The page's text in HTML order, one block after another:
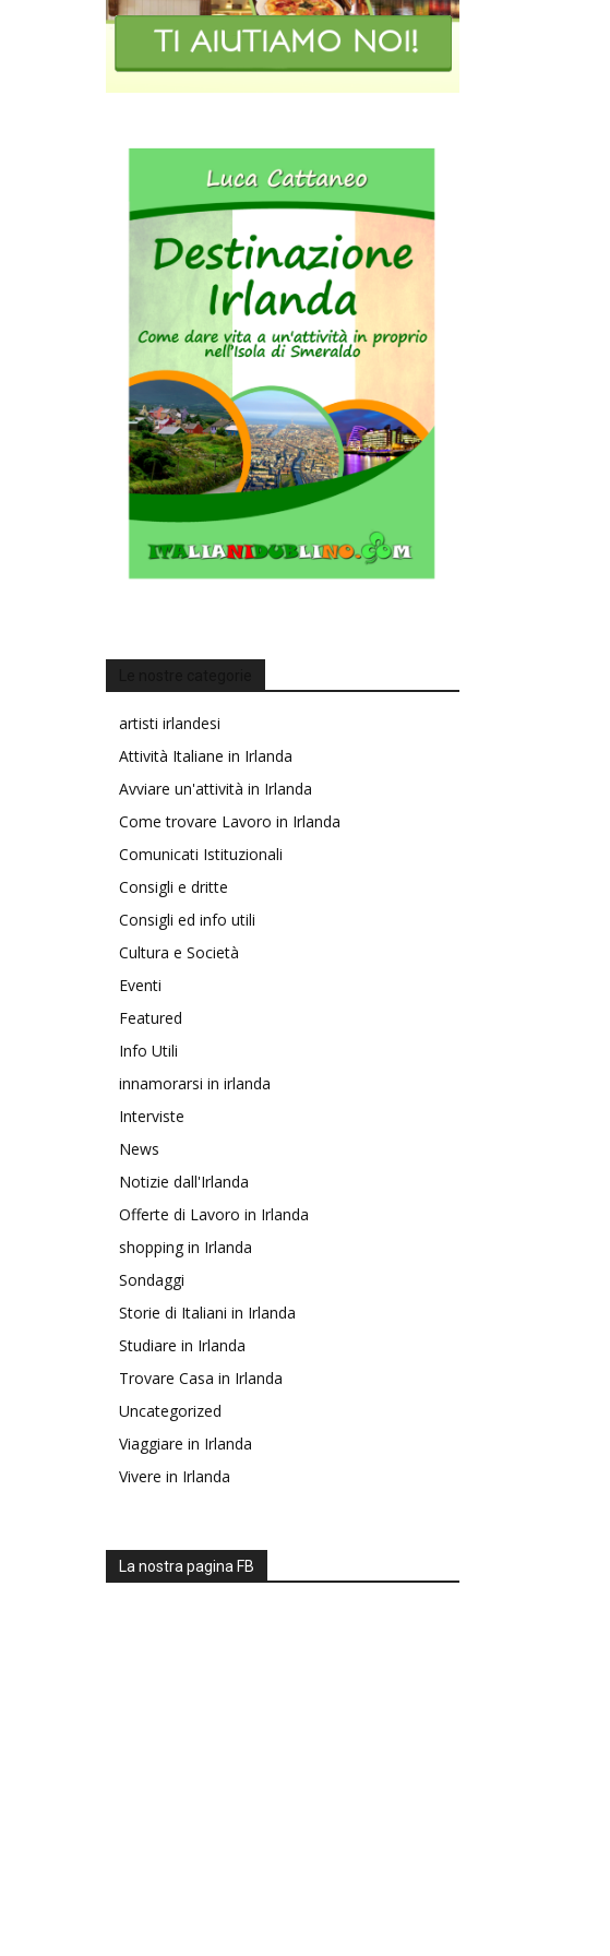
artisti irlandesi
Attività Italiane in Irlanda
Avviare un'attività in Irlanda
Come trovare Lavoro in Irlanda
Comunicati Istituzionali
Consigli e dritte
Consigli ed info utili
Cultura e Società
Eventi
Featured
Info Utili
innamorarsi in irlanda
Interviste
News
Notizie dall'Irlanda
Offerte di Lavoro in Irlanda
shopping in Irlanda
Sondaggi
Storie di Italiani in Irlanda
Studiare in Irlanda
Trovare Casa in Irlanda
Uncategorized
Viaggiare in Irlanda
Vivere in Irlanda
La nostra pagina FB